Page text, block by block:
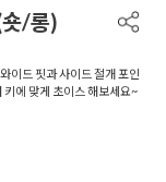
숏/롱)
이드 핏과 사이드 절개 포인
키에 맞게 초이스 해보세요~